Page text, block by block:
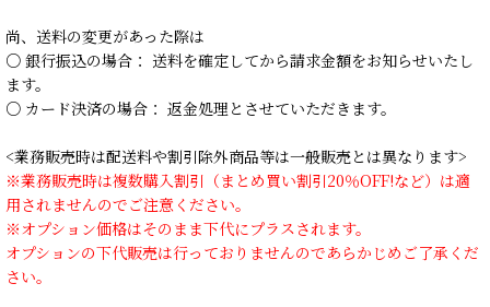
尚、送料の変更があった際は
○ 銀行振込の場合： 送料を確定してから請求金額をお知らせいたし
ます。
○ カード決済の場合： 返金処理とさせていただきます。
<業務販売時は配送料や割引除外商品等は一般販売とは異なります>
※業務販売時は複数購入割引（まとめ買い割引20％OFF!など）は適
用されませんのでご注意ください。
※オプション価格はそのまま下代にプラスされます。
オプションの下代販売は行っておりませんのであらかじめご了承くだ
さい。